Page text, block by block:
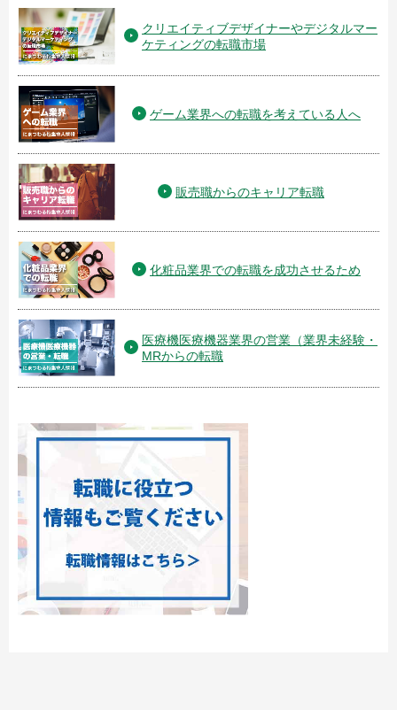
クリエイティブデザイナーやデジタルマー
ケティングの転職市場
ゲーム業界への転職を考えている人へ
販売職からのキャリア転職
化粧品業界での転職を成功させるため
医療機医療機器業界の営業（業界未経験・
MRからの転職